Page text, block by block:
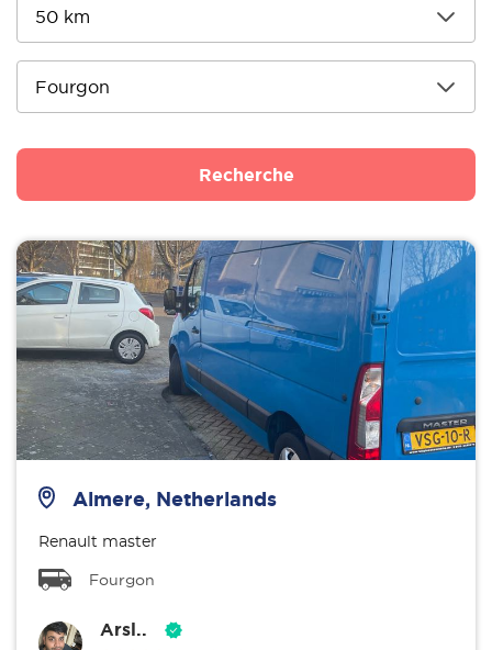
Recherche
Almere, Netherlands
Renault master
Fourgon
Arsl..